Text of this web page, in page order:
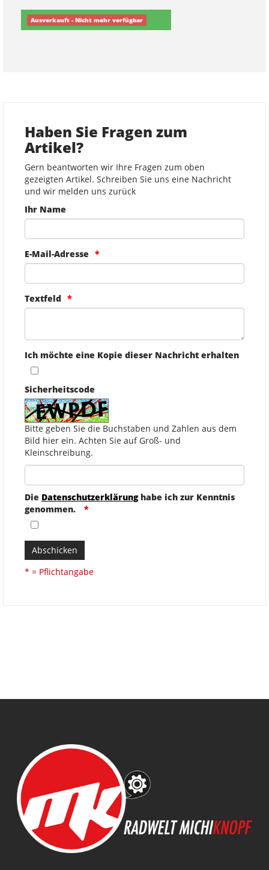
Ausverkauft - Nicht mehr verfügbar
Haben Sie Fragen zum
Artikel?
Gern beantworten wir Ihre Fragen zum oben
gezeigten Artikel. Schreiben Sie uns eine Nachricht
und wir melden uns zurück
Ihr Name
E-Mail-Adresse
Textfeld
Ich möchte eine Kopie dieser Nachricht erhalten
Sicherheitscode
Bitte geben Sie die Buchstaben und Zahlen aus dem
Bild hier ein. Achten Sie auf Groß- und
Kleinschreibung.
Die Datenschutzerklärunghabe ich zur Kenntnis
genommen.
Abschicken
* = Pflichtangabe